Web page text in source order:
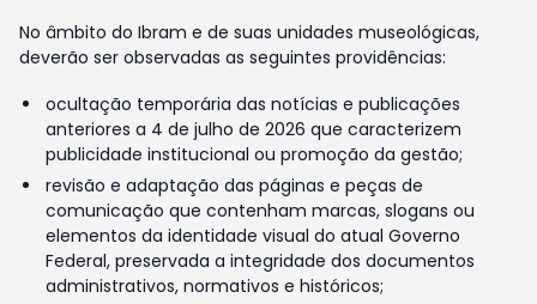
No âmbito do Ibram e de suas unidades museológicas,
deverão ser observadas as seguintes providências:
ocultação temporária das notícias e publicações
anteriores a 4 de julho de 2026 que caracterizem
publicidade institucional ou promoção da gestão;
revisão e adaptação das páginas e peças de
comunicação que contenham marcas, slogans ou
elementos da identidade visual do atual Governo
Federal, preservada a integridade dos documentos
administrativos, normativos e históricos;